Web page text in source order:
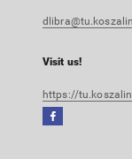
Visit us!
https://
Facebook